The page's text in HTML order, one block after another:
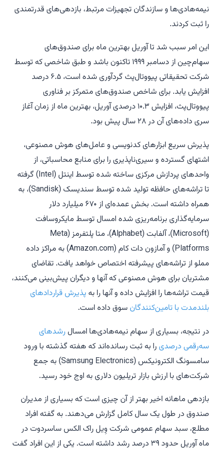
نیمه‌هادی‌ها و سازندگان تجهیزات مرتبط، بازدهی‌های قدرتمندی
را ثبت کردند.
این امر سبب شد تا آوریل بهترین ماه برای صندوق‌های
سهام‌چین از دسامبر ۱۹۹۹ تاکنون باشد و طبق شاخصی که توسط
شرکت تحقیقاتی پیووتال‌پث گردآوری شده است، ۶.۵ درصد
افزایش یابد. برای شاخص صندوق‌های متمرکز بر فناوری
پیووتال‌پث، افزایش ۱۰.۳ درصدی آوریل، بهترین ماه از زمان آغاز
سری داده‌های آن در ۲۸ سال پیش بود.
پذیرش سریع ابزارهای کدنویسی و عامل‌های هوش مصنوعی،
اشتهای گسترده و سیری‌ناپذیری را برای منابع محاسباتی، از
واحدهای پردازش مرکزی ساخته شده توسط اینتل (Intel)
گرفته
تا تراشه‌های حافظه تولید شده توسط سندیسک (Sandisk)
، به
همراه داشته است. بخش عمده‌ای از ۶۷۰ میلیارد دلار
سرمایه‌گذاری برنامه‌ریزی شده امسال توسط مایکروسافت
(Microsoft)
،آلفابت (Alphabet) ،
متا پلتفرمز (Meta
Platforms) وآمازون دات کام (Amazon.com)
به مراکز داده
مملو از تراشه‌های پیشرفته اختصاص خواهد یافت. تقاضای
مشتریان برای هوش مصنوعی که آنها و دیگران پیش‌بینی می‌کنند،
قیمت تراشه‌ها را افزایش داده و آنها را به پذیرش قراردادهای
بلندمدت با تامین‌کنندگان سوق داده است.
در نتیجه، بسیاری از سهام نیمه‌هادی‌ها امسال رشدهای
سه‌رقمی درصدی را به ثبت رسانده‌اند که هفته گذشته با ورود
سامسونگ الکترونیکس (Samsung Electronics)
به جمع
شرکت‌های با ارزش بازار تریلیون دلاری به اوج خود رسید.
بازدهی ماهانه اخیر بهتر از آن چیزی است که بسیاری از مدیران
صندوق در طول یک سال کامل گزارش می‌دهند. به گفته افراد
مطلع، سبد سهام عمومی شرکت وِیل راک الکس ساسردوت در
ماه آوریل حدود ۳۹ درصد رشد داشته است. یکی از این افراد گفت